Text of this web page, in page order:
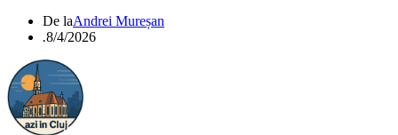
De laAndrei Mureșan
.8/4/2026